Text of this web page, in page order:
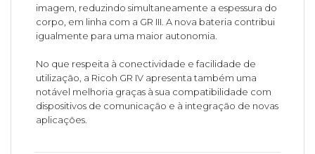
imagem, reduzindo simultaneamente a espessura do
corpo, em linha com a GR III. A nova bateria contribui
igualmente para uma maior autonomia.
No que respeita à conectividade e facilidade de
utilização, a Ricoh GR IV apresenta também uma
notável melhoria graças à sua compatibilidade com
dispositivos de comunicação e à integração de novas
aplicações.